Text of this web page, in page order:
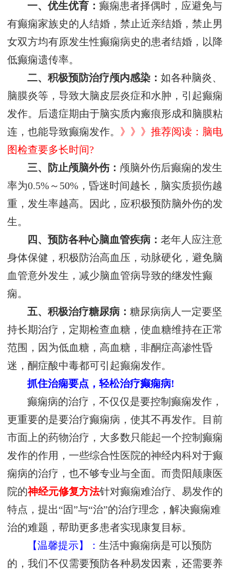
一、优生优育：癫痫患者择偶时，应避免与
有癫痫家族史的人结婚，禁止近亲结婚，禁止男
女双方均有原发生性癫痫病史的患者结婚，以降
低癫痫遗传率。
二、积极预防治疗颅内感染：如各种脑炎、
脑膜炎等，导致大脑皮层炎症和水肿，引起癫痫
发作。后遗症期由于脑实质内瘢痕形成和脑膜粘
连，也能导致癫痫发作。 》》》推荐阅读：脑电
图检查要多长时间?
三、防止颅脑外伤： 颅脑外伤后癫痫的发生
率为0.5%～50%，昏迷时间越长，脑实质损伤越
重，发生率越高。因此，应积极预防脑外伤的发
生。
四、预防各种心脑血管疾病：老年人应注意
身体保健，积极防治高血压，动脉硬化，避免脑
血管意外发生，减少脑血管病导致的继发性癫
痫。
五、积极治疗糖尿病：糖尿病病人一定要坚
持长期治疗，定期检查血糖，使血糖维持在正常
范围，因为低血糖，高血糖，非酮症高渗性昏
迷，酮症酸中毒都可引起癫痫发作。
抓住治痫要点，轻松治疗癫痫病!
癫痫病的治疗，不仅仅是要控制癫痫发作，
更重要的是要治疗癫痫病，使其不再发作。目前
市面上的药物治疗，大多数只能起一个控制癫痫
发作的作用，一些综合性医院的神经内科对于癫
痫病的治疗，也不够专业与全面。而贵阳颠康医
院的神经元修复方法针对癫痫难治疗、易发作的
特点，提出“固”与“治”的治疗理念，解决癫痫难
治的难题，帮助更多患者实现康复目标。
【温馨提示】：生活中癫痫病是可以预防
的，我们不仅需要预防各种易发因素，还需要养